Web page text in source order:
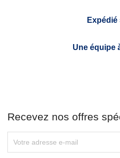
Expédié
Une équipe
Recevez nos offres